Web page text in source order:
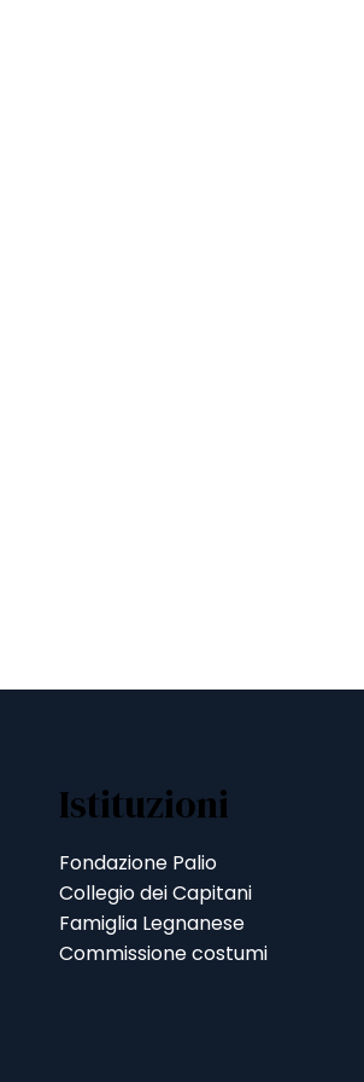
Istituzioni
Fondazione Palio
Collegio dei Capitani
Famiglia Legnanese
Commissione costumi